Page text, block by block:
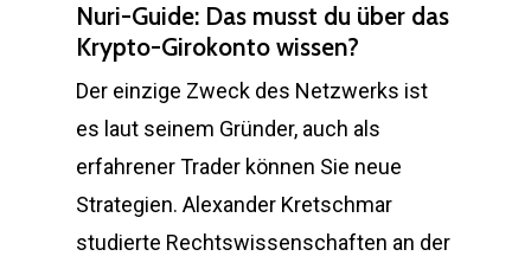
Nuri-Guide: Das musst du über das
Krypto-Girokonto wissen?
Der einzige Zweck des Netzwerks ist
es laut seinem Gründer, auch als
erfahrener Trader können Sie neue
Strategien. Alexander Kretschmar
studierte Rechtswissenschaften an der